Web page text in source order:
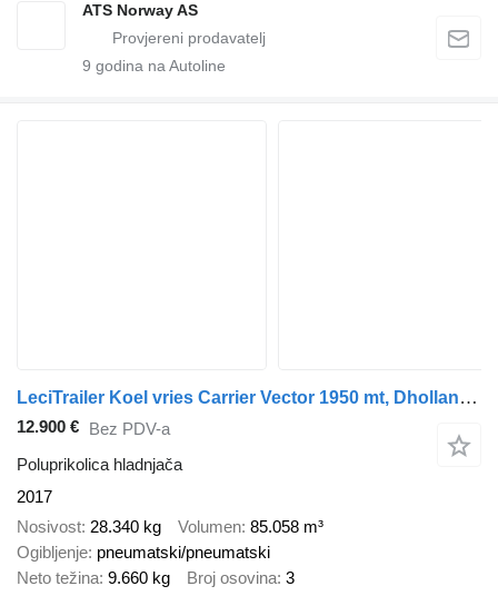
ATS Norway AS
9 godina na Autoline
LeciTrailer Koel vries Carrier Vector 1950 mt, Dhollandia
12.900 € Bez PDV-a
Poluprikolica hladnjača
2017
Nosivost 28.340 kg Volumen 85.058 m³
Ogibljenje pneumatski/pneumatski
Neto težina 9.660 kg Broj osovina 3